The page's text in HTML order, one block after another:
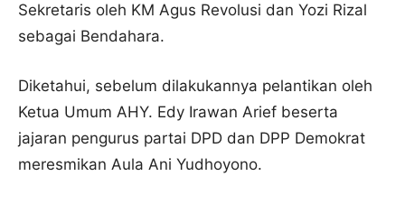
Sekretaris oleh KM Agus Revolusi dan Yozi Rizal
sebagai Bendahara.
Diketahui, sebelum dilakukannya pelantikan oleh
Ketua Umum AHY. Edy Irawan Arief beserta
jajaran pengurus partai DPD dan DPP Demokrat
meresmikan Aula Ani Yudhoyono.